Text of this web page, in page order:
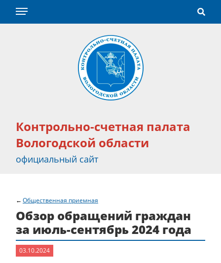
Контрольно-счетная палата
Вологодской области
официальный сайт
Общественная приемная
Обзор обращений граждан
за июль-сентябрь 2024 года
03.10.2024